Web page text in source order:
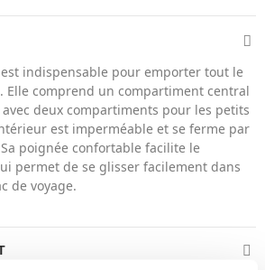
indispensable pour emporter tout le
Elle comprend un compartiment central
deux compartiments pour les petits
est imperméable et se ferme par
poignée confortable facilite le
permet de se glisser facilement dans
de voyage.